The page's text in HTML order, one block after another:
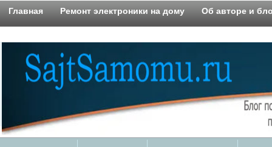
Главная Ремонт электроники на дому Об авторе и